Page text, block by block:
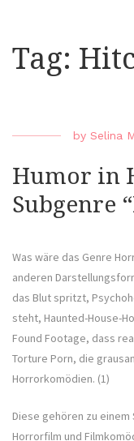
Tag:
by Selina
Humor in
Subgenre
Was wäre das Genre
anderen
das Blut spritzt,
steht, Haunted-House-
Found Footage, dass
Torture Porn, die
Horrorkomödien. (1)
Diese gehören zu einem
Horrorfilm und